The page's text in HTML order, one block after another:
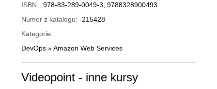
ISBN:
978-83-289-0049-3, 9788328900493
Numer z katalogu:
215428
Kategorie:
DevOps »Amazon Web Services
Videopoint - inne kursy